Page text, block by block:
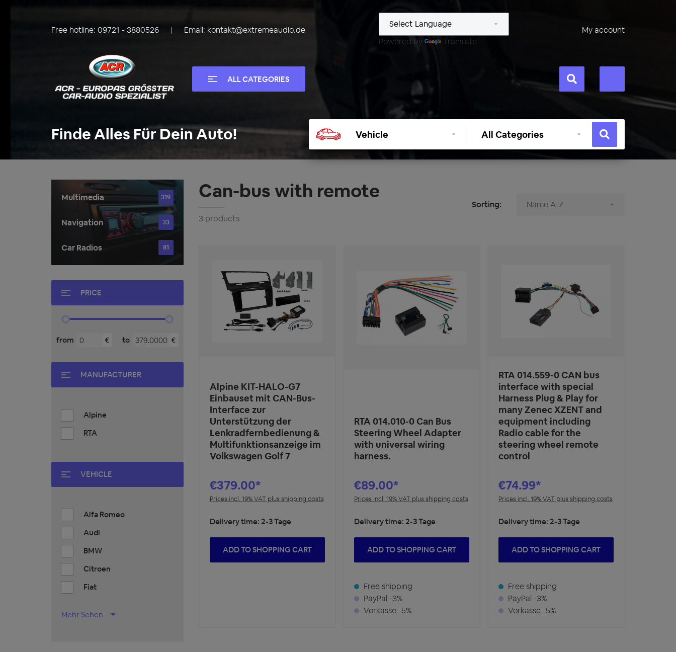
Free hotline: 09721 - 3880526 Email: kontakt@extremeaudio.de
Powered by
Translate
My account
ALL CATEGORIES
Finde Alles Für Dein Auto!
vehicle
Select
category
Multimedia 319
Navigation 33
Car Radios 81
PRICE
from € to €
MANUFACTURER
Alpine
RTA
VEHICLE
Alfa Romeo
Audi
BMW
Citroen
Fiat
Mehr Sehen
Can-bus with remote
3 products
Sorting:
Alpine KIT-HALO-G7
Einbauset mit CAN-Bus-
Interface zur
Unterstützung der
Lenkradfernbedienung &
Multifunktionsanzeige im
Volkswagen Golf 7
€379.00*
Prices incl. 19% VAT plus shipping costs
Delivery time: 2-3 Tage
ADD TO SHOPPING CART
RTA 014.010-0 Can Bus
Steering Wheel Adapter
with universal wiring
harness.
€89.00*
Prices incl. 19% VAT plus shipping costs
Delivery time: 2-3 Tage
ADD TO SHOPPING CART
Free shipping
PayPal -3%
Vorkasse -5%
RTA 014.559-0 CAN bus
interface with special
Harness Plug & Play for
many Zenec XZENT and
equipment including
Radio cable for the
steering wheel remote
control
€74.99*
Prices incl. 19% VAT plus shipping costs
Delivery time: 2-3 Tage
ADD TO SHOPPING CART
Free shipping
PayPal -3%
Vorkasse -5%